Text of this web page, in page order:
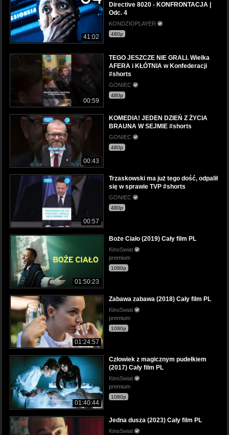
41:02
Directive 8020 - KONFRONTACJA |
Odc. 4
KONDZIOPLAYER
480p
00:59
TEGO JESZCZE NIE GRALI. Wielka
AFERA i KŁÓTNIA w Konfederacji
#shorts
GONIEC
480p
00:43
KOMEDIA! JEDEN DZIEŃ Z ŻYCIA
BRAUNA W SEJMIE #shorts
GONIEC
480p
00:57
Trzaskowski ma już tego dość, odpalił
się w sprawie TVP #shorts
GONIEC
480p
01:50:23
Boże Ciało (2019) Cały film PL
KinoSwiat
premium
1080p
01:24:57
Zabawa zabawa (2018) Cały film PL
KinoSwiat
premium
1080p
01:40:44
Człowiek z magicznym pudełkiem
(2017) Cały film PL
KinoSwiat
premium
1080p
Jedna dusza (2023) Cały film PL
KinoSwiat